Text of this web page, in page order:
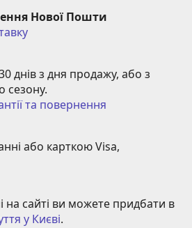
Нової Пошти
днів з дня продажу, або з
сезону.
та повернення
або карткою Visa,
на сайті ви можете придбати в
у Києві.